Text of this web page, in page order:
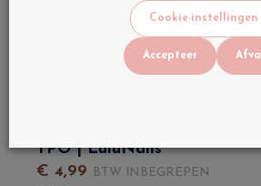
TPO | LuluNails
€ 4,99 BTW INBEGREPEN
Cookie-instellingen
Accepteer Afval